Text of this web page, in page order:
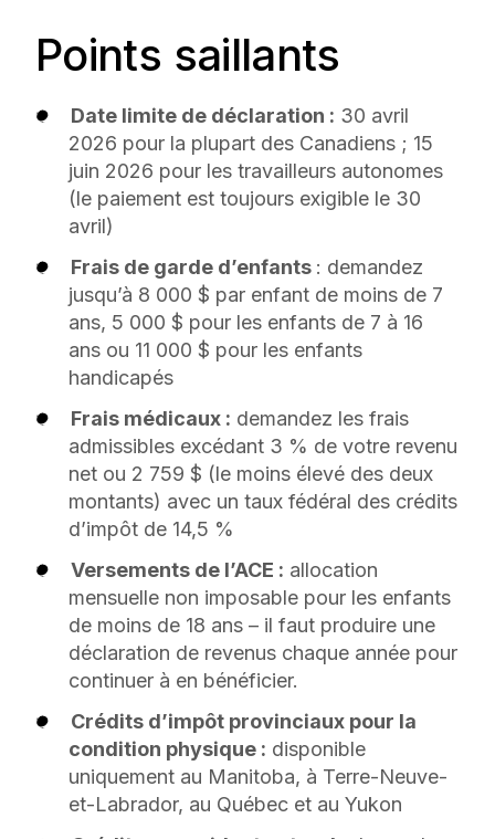
Points saillants
Date limite de déclaration : 30 avril
2026 pour la plupart des Canadiens ; 15
juin 2026 pour les travailleurs autonomes
(le paiement est toujours exigible le 30
avril)
Frais de garde d’enfants : demandez
jusqu’à 8 000 $ par enfant de moins de 7
ans, 5 000 $ pour les enfants de 7 à 16
ans ou 11 000 $ pour les enfants
handicapés
Frais médicaux : demandez les frais
admissibles excédant 3 % de votre revenu
net ou 2 759 $ (le moins élevé des deux
montants) avec un taux fédéral des crédits
d’impôt de 14,5 %
Versements de l’ACE : allocation
mensuelle non imposable pour les enfants
de moins de 18 ans – il faut produire une
déclaration de revenus chaque année pour
continuer à en bénéficier.
Crédits d’impôt provinciaux pour la
condition physique : disponible
uniquement au Manitoba, à Terre-Neuve-
et-Labrador, au Québec et au Yukon